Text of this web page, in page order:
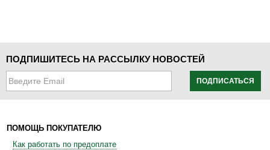
ПОДПИШИТЕСЬ НА РАССЫЛКУ НОВОСТЕЙ
ПОДПИСАТЬСЯ
ПОМОЩЬ ПОКУПАТЕЛЮ
Как работать по предоплате